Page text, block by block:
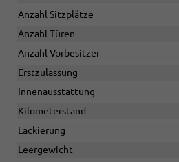
Anzahl Sitzplätze
Anzahl Türen
Anzahl Vorbesitzer
Erstzulassung
Innenausstattung
Kilometerstand
Lackierung
Leergewicht